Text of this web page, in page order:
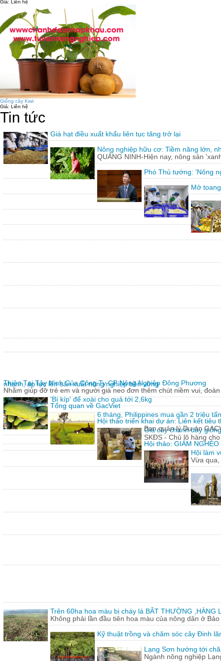
Giá: Liên hệ
Giống cây Kiwi
Giá: Liên hệ
Tin tức
Giá hạt điều xuất khẩu liên tục tăng trở lại
Nông nghiệp hữu cơ: Tiềm năng lớn,
QUẢNG NINH-Hiện nay, nông sản
Phó Thủ tướng: 'Nông
Mở
nhanh, áp lực lên sản xuất nông nghiệp bền vững
'Bí kíp' để xoài cho quả tới 2,6kg
6 tháng, Philippines mua gần 2 triệu
Giả cây chanh dây
SKĐS - Chủ lô hàng
Hội làm
Vừa qua,
Trên 60ha hoa màu bị cháy lá BÂT THƯỜNG
Không phải lần đầu tiên hoa màu của nông dân ở
Kỹ thuật trồng và chăm sóc cây Đinh
Lạng Sơn hướng tới
Ngành nông nghiệp
Thiện Tại Tây Ninh Của Công Ty CP Nông Nghiệp Đông Phương
Nhằm giúp đỡ trẻ em và người già neo đơn thêm chút niềm vui,
Tổng quan về GacViet
Hội thảo triển khai dự án: Liên kết tiêu
Ban quản lý Dự án
Hội thảo: GIẢM